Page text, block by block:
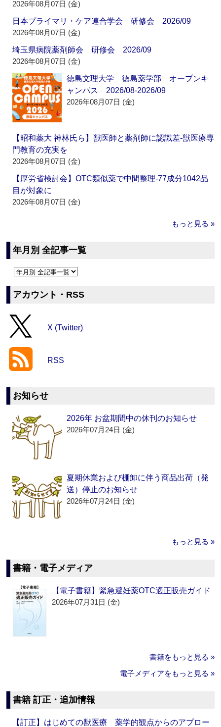
2026年08月07日 (金)
日本プライマリ・ケア連合学会 研修会 2026/09
2026年08月07日 (金)
埼玉県病院薬剤師会 研修会 2026/09
2026年08月07日 (金)
徳島文理大学 徳島薬学部 オープンキ
ャンパス 2026/08-2026/09
2026年08月07日 (金)
【昭和薬大 神林氏ら】獣医師と薬剤師に認識差‐獣医療専
門教育の充実を
2026年08月07日 (金)
【厚労省検討会】OTC類似薬で中間整理‐77成分1042品
目が対象に
2026年08月07日 (金)
もっと見る »
年月別 全記事一覧
アカウント・RSS
X (Twitter)
RSS
お知らせ
2026年 お盆期間中の休刊のお知らせ
2026年07月24日 (金)
夏期休業および棚卸に伴う商品出荷（発
送）停止のお知らせ
2026年07月24日 (金)
もっと見る »
書籍・電子メディア
【電子書籍】緊急避妊薬OTC適正販売ガイド
2026年07月31日 (金)
書籍をもっと見る »
電子メディアをもっと見る »
書籍 訂正・追加情報
【訂正】はじめての獣医療 薬学的観点からのアプロー